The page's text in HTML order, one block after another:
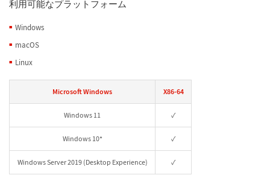
利用可能なプラットフォーム
Windows
macOS
Linux
Microsoft Windows X86-64
Windows 11 ✓
Windows 10* ✓
Windows Server 2019 (Desktop Experience) ✓